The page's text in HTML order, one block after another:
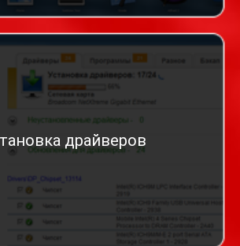
драйверов